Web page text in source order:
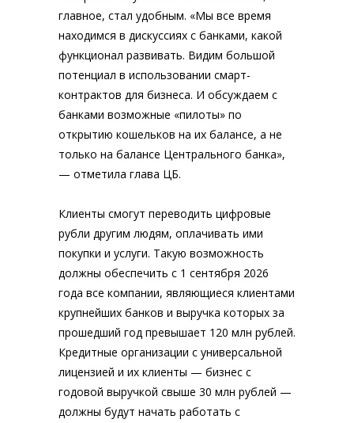
главное, стал удобным. «Мы все время
находимся в дискуссиях с банками, какой
функционал развивать. Видим большой
потенциал в использовании смарт-
контрактов для бизнеса. И обсуждаем с
банками возможные «пилоты» по
открытию кошельков на их балансе, а не
только на балансе Центрального банка»,
— отметила глава ЦБ.
Клиенты смогут переводить цифровые
рубли другим людям, оплачивать ими
покупки и услуги. Такую возможность
должны обеспечить с 1 сентября 2026
года все компании, являющиеся клиентами
крупнейших банков и выручка которых за
прошедший год превышает 120 млн рублей.
Кредитные организации с универсальной
лицензией и их клиенты — бизнес с
годовой выручкой свыше 30 млн рублей —
должны будут начать работать с